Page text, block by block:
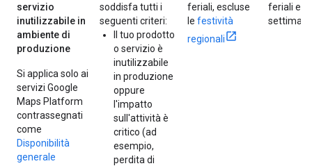
servizio
inutilizzabile in
ambiente di
produzione
Si applica solo ai
servizi Google
Maps Platform
contrassegnati
come
Disponibilità
generale
soddisfa tutti i
seguenti criteri:
Il tuo prodotto
o servizio è
inutilizzabile
in produzione
oppure
l'impatto
sull'attività è
critico (ad
esempio,
perdita di
feriali, escluse
le festività
regionali
feriali e